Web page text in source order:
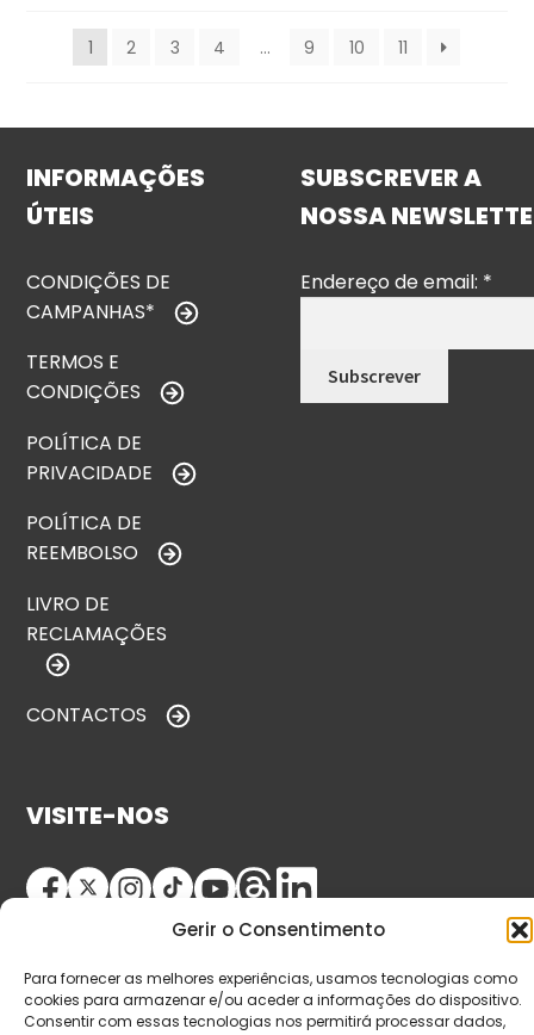
Gerir o Consentimento
Para fornecer as melhores experiências, usamos tecnologias como
cookies para armazenar e/ou aceder a informações do dispositivo.
Consentir com essas tecnologias nos permitirá processar dados,
1 2 3 4 … 9 10 11
INFORMAÇÕES
ÚTEIS
CONDIÇÕES DE
CAMPANHAS*
TERMOS E
CONDIÇÕES
POLÍTICA DE
PRIVACIDADE
POLÍTICA DE
REEMBOLSO
LIVRO DE
RECLAMAÇÕES
CONTACTOS
SUBSCREVER A
NOSSA
Endereço de email: *
VISITE-NOS